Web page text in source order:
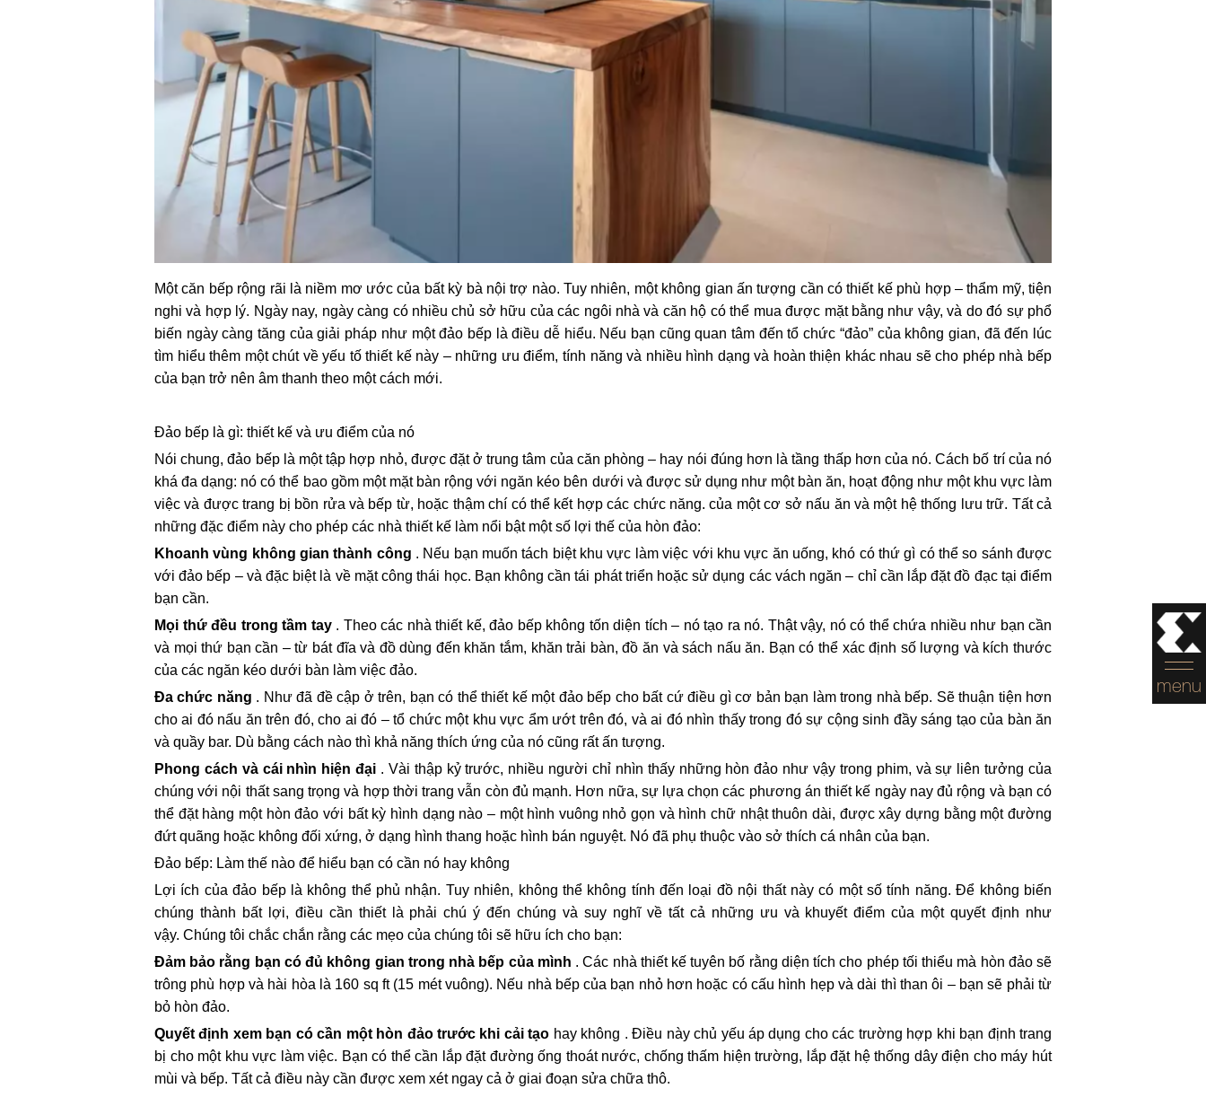
menu
Một căn bếp rộng rãi là niềm mơ ước của bất kỳ bà nội trợ nào. Tuy nhiên, một không gian ấn tượng cần có thiết kế phù hợp – thẩm mỹ, tiện
nghi và hợp lý. Ngày nay, ngày càng có nhiều chủ sở hữu của các ngôi nhà và căn hộ có thể mua được mặt bằng như vậy, và do đó sự phổ
biến ngày càng tăng của giải pháp như một đảo bếp là điều dễ hiểu. Nếu bạn cũng quan tâm đến tổ chức “đảo” của không gian, đã đến lúc
tìm hiểu thêm một chút về yếu tố thiết kế này – những ưu điểm, tính năng và nhiều hình dạng và hoàn thiện khác nhau sẽ cho phép nhà bếp
của bạn trở nên âm thanh theo một cách mới.
Đảo bếp là gì: thiết kế và ưu điểm của nó
Nói chung, đảo bếp là một tập hợp nhỏ, được đặt ở trung tâm của căn phòng – hay nói đúng hơn là tầng thấp hơn của nó. Cách bố trí của nó
khá đa dạng: nó có thể bao gồm một mặt bàn rộng với ngăn kéo bên dưới và được sử dụng như một bàn ăn, hoạt động như một khu vực làm
việc và được trang bị bồn rửa và bếp từ, hoặc thậm chí có thể kết hợp các chức năng. của một cơ sở nấu ăn và một hệ thống lưu trữ. Tất cả
những đặc điểm này cho phép các nhà thiết kế làm nổi bật một số lợi thế của hòn đảo:
Khoanh vùng không gian thành công . Nếu bạn muốn tách biệt khu vực làm việc với khu vực ăn uống, khó có thứ gì có thể so sánh được
với đảo bếp – và đặc biệt là về mặt công thái học. Bạn không cần tái phát triển hoặc sử dụng các vách ngăn – chỉ cần lắp đặt đồ đạc tại điểm
bạn cần.
Mọi thứ đều trong tầm tay. Theo các nhà thiết kế, đảo bếp không tốn diện tích – nó tạo ra nó. Thật vậy, nó có thể chứa nhiều như bạn cần
và mọi thứ bạn cần – từ bát đĩa và đồ dùng đến khăn tắm, khăn trải bàn, đồ ăn và sách nấu ăn. Bạn có thể xác định số lượng và kích thước
của các ngăn kéo dưới bàn làm việc đảo.
Đa chức năng . Như đã đề cập ở trên, bạn có thể thiết kế một đảo bếp cho bất cứ điều gì cơ bản bạn làm trong nhà bếp. Sẽ thuận tiện hơn
cho ai đó nấu ăn trên đó, cho ai đó – tổ chức một khu vực ẩm ướt trên đó, và ai đó nhìn thấy trong đó sự cộng sinh đầy sáng tạo của bàn ăn
và quầy bar. Dù bằng cách nào thì khả năng thích ứng của nó cũng rất ấn tượng.
Phong cách và cái nhìn hiện đại . Vài thập kỷ trước, nhiều người chỉ nhìn thấy những hòn đảo như vậy trong phim, và sự liên tưởng của
chúng với nội thất sang trọng và hợp thời trang vẫn còn đủ mạnh. Hơn nữa, sự lựa chọn các phương án thiết kế ngày nay đủ rộng và bạn có
thể đặt hàng một hòn đảo với bất kỳ hình dạng nào – một hình vuông nhỏ gọn và hình chữ nhật thuôn dài, được xây dựng bằng một đường
đứt quãng hoặc không đối xứng, ở dạng hình thang hoặc hình bán nguyệt. Nó đã phụ thuộc vào sở thích cá nhân của bạn.
Đảo bếp: Làm thế nào để hiểu bạn có cần nó hay không
Lợi ích của đảo bếp là không thể phủ nhận. Tuy nhiên, không thể không tính đến loại đồ nội thất này có một số tính năng. Để không biến
chúng thành bất lợi, điều cần thiết là phải chú ý đến chúng và suy nghĩ về tất cả những ưu và khuyết điểm của một quyết định như
vậy. Chúng tôi chắc chắn rằng các mẹo của chúng tôi sẽ hữu ích cho bạn:
Đảm bảo rằng bạn có đủ không gian trong nhà bếp của mình . Các nhà thiết kế tuyên bố rằng diện tích cho phép tối thiểu mà hòn đảo sẽ
trông phù hợp và hài hòa là 160 sq ft (15 mét vuông). Nếu nhà bếp của bạn nhỏ hơn hoặc có cấu hình hẹp và dài thì than ôi – bạn sẽ phải từ
bỏ hòn đảo.
Quyết định xem bạn có cần một hòn đảo trước khi cải tạo hay không . Điều này chủ yếu áp dụng cho các trường hợp khi bạn định trang
bị cho một khu vực làm việc. Bạn có thể cần lắp đặt đường ống thoát nước, chống thấm hiện trường, lắp đặt hệ thống dây điện cho máy hút
mùi và bếp. Tất cả điều này cần được xem xét ngay cả ở giai đoạn sửa chữa thô.